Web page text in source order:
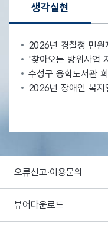
생각실현
선택됨
생각실현
2026년 경찰청 민원
'찾아오는 방위사업
수성구 용학도서관
2026년 장애인 복지
오류신고·이용문의
뷰어다운로드